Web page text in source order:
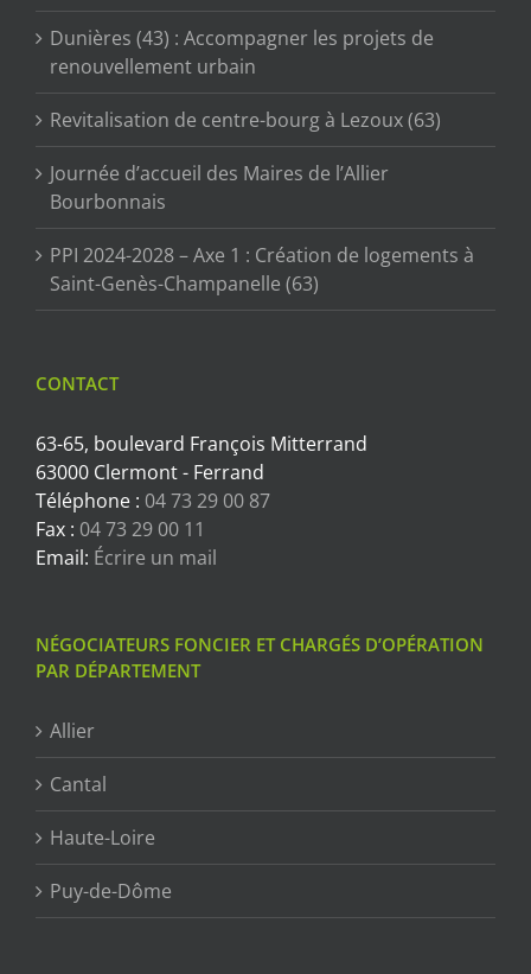
Dunières (43) : Accompagner les projets de
renouvellement urbain
Revitalisation de centre-bourg à Lezoux (63)
Journée d’accueil des Maires de l’Allier
Bourbonnais
PPI 2024-2028 – Axe 1 : Création de logements à
Saint-Genès-Champanelle (63)
CONTACT
63-65, boulevard François Mitterrand
63000 Clermont - Ferrand
Téléphone : 04 73 29 00 87
Fax : 04 73 29 00 11
Email: Écrire un mail
NÉGOCIATEURS FONCIER ET CHARGÉS D’OPÉRATION
PAR DÉPARTEMENT
Allier
Cantal
Haute-Loire
Puy-de-Dôme